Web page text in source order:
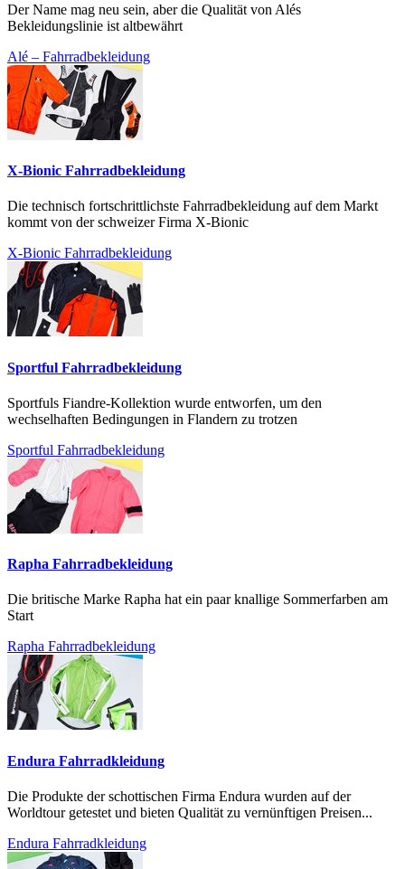
Der Name mag neu sein, aber die Qualität von Alés
Bekleidungslinie ist altbewährt
Alé – Fahrradbekleidung
X-Bionic Fahrradbekleidung
Die technisch fortschrittlichste Fahrradbekleidung auf dem Markt
kommt von der schweizer Firma X-Bionic
X-Bionic Fahrradbekleidung
Sportful Fahrradbekleidung
Sportfuls Fiandre-Kollektion wurde entworfen, um den
wechselhaften Bedingungen in Flandern zu trotzen
Sportful Fahrradbekleidung
Rapha Fahrradbekleidung
Die britische Marke Rapha hat ein paar knallige Sommerfarben am
Start
Rapha Fahrradbekleidung
Endura Fahrradkleidung
Die Produkte der schottischen Firma Endura wurden auf der
Worldtour getestet und bieten Qualität zu vernünftigen Preisen...
Endura Fahrradkleidung